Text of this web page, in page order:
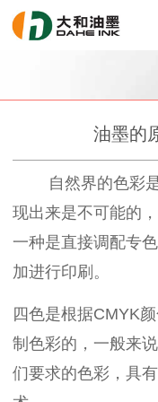
油墨的
自然界的色彩是
现出来是不可能的
一种是直接调配专
加进行印刷。
四色是根据CMYK
制色彩的，一般来
们要求的色彩，具